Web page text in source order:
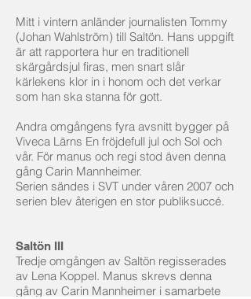
Mitt i vintern anländer journalisten Tommy
(Johan Wahlström) till Saltön. Hans uppgift
är att rapportera hur en traditionell
skärgårdsjul firas, men snart slår
kärlekens klor in i honom och det verkar
som han ska stanna för gott.
Andra omgångens fyra avsnitt bygger på
Viveca Lärns En fröjdefull jul och Sol och
vår. För manus och regi stod även denna
gång Carin Mannheimer.
Serien sändes i SVT under våren 2007 och
serien blev återigen en stor publiksuccé.
Saltön III
Tredje omgången av Saltön regisserades
av Lena Koppel. Manus skrevs denna
gång av Carin Mannheimer i samarbete